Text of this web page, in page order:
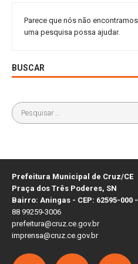
Parece que nós não
uma pesquisa possa ajudar.
BUSCAR
Prefeitura Municipal de Cruz/CE
Praça dos Três Poderes, SN
Bairro: Aningas - CEP: 62595-000
88 99259-3006
prefeitura@cruz.ce.gov.br
imprensa@cruz.ce.gov.br